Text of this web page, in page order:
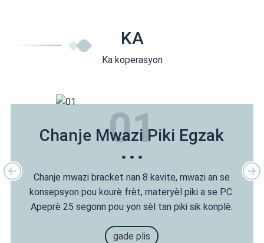
KA
Ka koperasyon
01
Chanje Mwazi Piki Egzak
Chanje mwazi bracket nan 8 kavite, mwazi an se
konsepsyon pou kourè frèt, materyèl piki a se PC.
Apeprè 25 segonn pou yon sèl tan piki sik konplè.
gade plis